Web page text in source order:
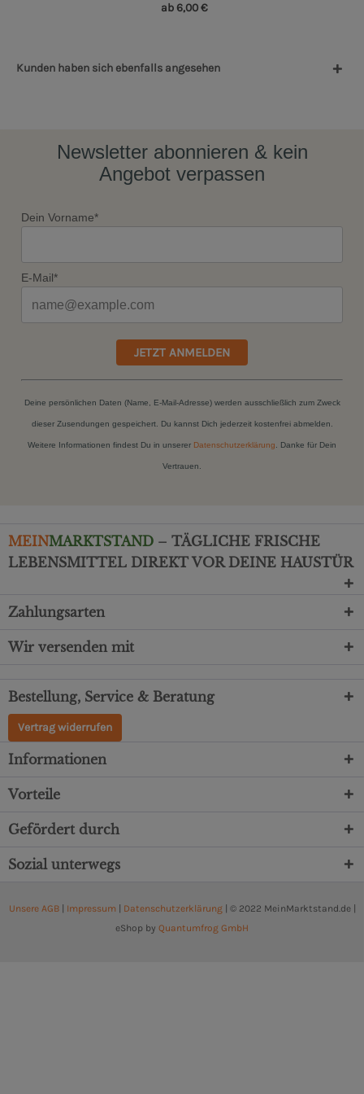
ab 6,00 €
Kunden haben sich ebenfalls angesehen
Newsletter abonnieren & kein
Angebot verpassen
Dein Vorname*
E-Mail*
JETZT ANMELDEN
Deine persönlichen Daten (Name, E-Mail-Adresse) werden ausschließlich zum Zweck
dieser Zusendungen gespeichert. Du kannst Dich jederzeit kostenfrei abmelden.
Weitere Informationen findest Du in unserer Datenschutzerklärung . Danke für Dein
Vertrauen.
MEINMARKTSTAND – TÄGLICHE FRISCHE
LEBENSMITTEL DIREKT VOR DEINE HAUSTÜR
Zahlungsarten
Wir versenden mit
Bestellung, Service & Beratung
Vertrag widerrufen
Informationen
Vorteile
Gefördert durch
Sozial unterwegs
Unsere AGB| Impressum Datenschutzerklärung| © 2022 MeinMarktstand.de |
eShop by Quantumfrog GmbH